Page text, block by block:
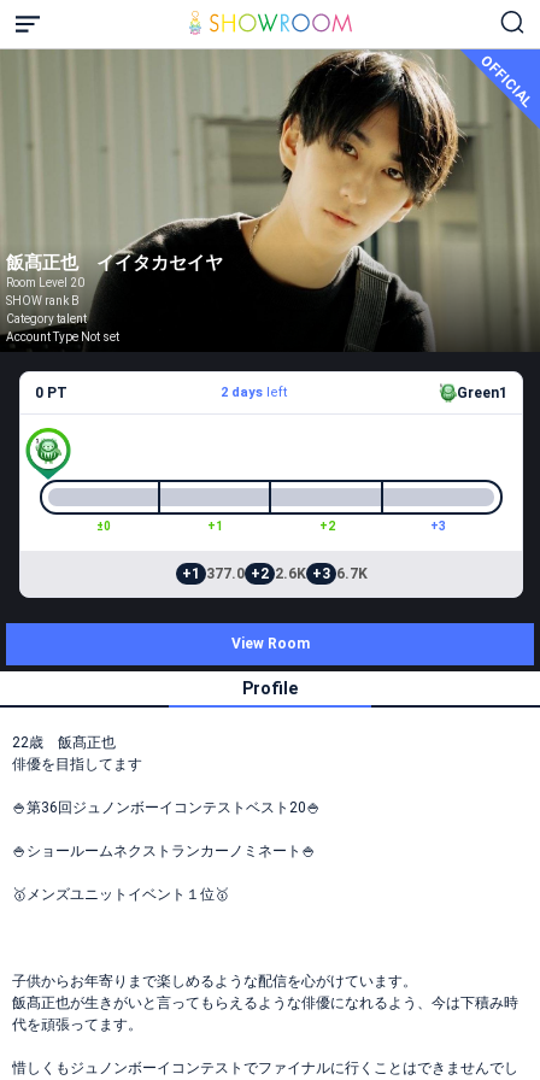
OFFICIAL
飯髙正也 イイタカセイヤ
Room Level 20
SHOW rank B
Category talent
Account Type Not set
0 PT 2 daysleft Green1
±0 +1 +2 +3
+1 377.0 +2 2.6K +3 6.7K
View Room
Profile
22歳 飯髙正也
俳優を目指してます
🍚第36回ジュノンボーイコンテストベスト20🍚
🍚ショールームネクストランカーノミネート🍚
🥇メンズユニットイベント１位🥇
子供からお年寄りまで楽しめるような配信を心がけています。
飯髙正也が生きがいと言ってもらえるような俳優になれるよう、今は下積み時
代を頑張ってます。
惜しくもジュノンボーイコンテストでファイナルに行くことはできませんでし